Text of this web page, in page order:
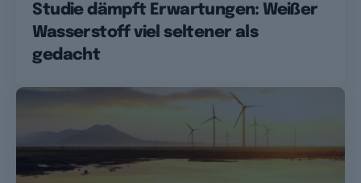
Studie dämpft Erwartungen: Weißer
Wasserstoff viel seltener als
gedacht